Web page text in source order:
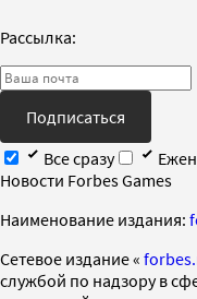
Рассылка:
Подписаться
Все сразу
Новости Forbes Games
Наименование издания:
Cетевое издание «
службой по надзору в